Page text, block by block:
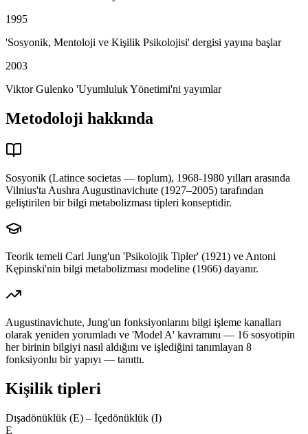
1995
'Sosyonik, Mentoloji ve Kişilik Psikolojisi' dergisi yayına başlar
2003
Viktor Gulenko 'Uyumluluk Yönetimi'ni yayımlar
Metodoloji hakkında
Sosyonik (Latince societas — toplum), 1968-1980 yılları arasında
Vilnius'ta Aushra Augustinavichute (1927–2005) tarafından
geliştirilen bir bilgi metabolizması tipleri konseptidir.
Teorik temeli Carl Jung'un 'Psikolojik Tipler' (1921) ve Antoni
Kępinski'nin bilgi metabolizması modeline (1966) dayanır.
Augustinavichute, Jung'un fonksiyonlarını bilgi işleme kanalları
olarak yeniden yorumladı ve 'Model A' kavramını — 16 sosyotipin
her birinin bilgiyi nasıl aldığını ve işlediğini tanımlayan 8
fonksiyonlu bir yapıyı — tanıttı.
Kişilik tipleri
Dışadönüklük (E) – İçedönüklük (I)
E